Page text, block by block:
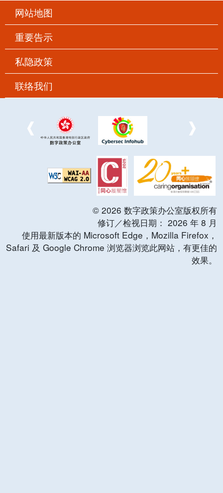
网站地图
重要告示
私隐政策
联络我们
© 2026 数字政策办公室版权所有
修订／检视日期： 2026 年 8 月
使用最新版本的 Microsoft Edge，Mozilla Firefox，
Safari 及 Google Chrome 浏览器浏览此网站，有更佳的
效果。